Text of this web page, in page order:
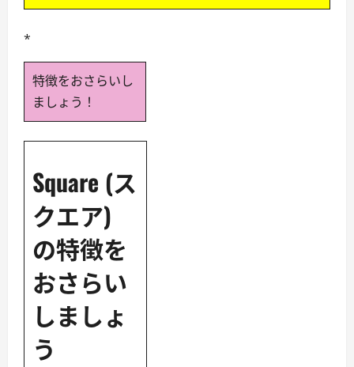
*
特徴をおさらいし
ましょう！
Square (ス
クエア)
の特徴を
おさらい
しましょ
う